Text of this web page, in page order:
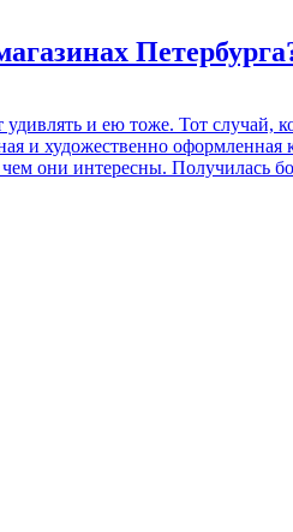
и ею тоже. Тот случай,
и художественно
они интересны. Получилась